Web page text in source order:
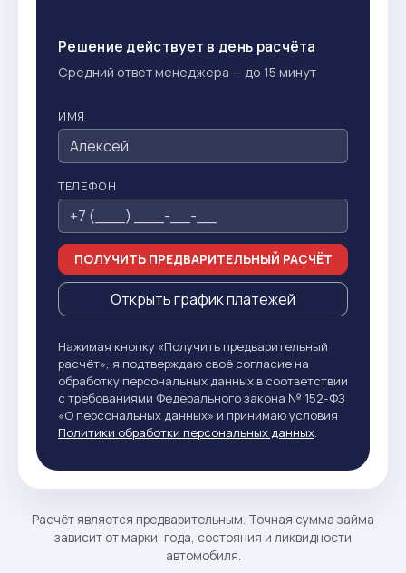
Решение действует в день расчёта
Средний ответ менеджера — до 15 минут
ИМЯ
ТЕЛЕФОН
ПОЛУЧИТЬ ПРЕДВАРИТЕЛЬНЫЙ РАСЧЁТ
Открыть график платежей
Нажимая кнопку «Получить предварительный
расчёт», я подтверждаю своё согласие на
обработку персональных данных в соответствии
с требованиями Федерального закона № 152-ФЗ
«О персональных данных» и принимаю условия
Политики обработки персональных данных.
Расчёт является предварительным. Точная сумма займа
зависит от марки, года, состояния и ликвидности
автомобиля.